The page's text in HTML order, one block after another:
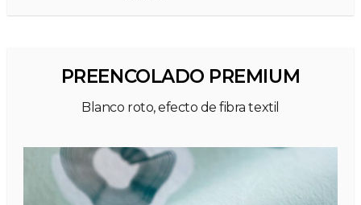
PREENCOLADO PREMIUM
Blanco roto, efecto de fibra textil